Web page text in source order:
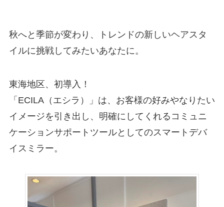
秋へと季節が変わり、トレンドの新しいヘアスタ
イルに挑戦してみたいあなたに。
東海地区、初導入！
「ECILA（エシラ）」は、お客様の好みやなりたい
イメージを引き出し、明確にしてくれるコミュニ
ケーションサポートツールとしてのスマートデバ
イスミラー。